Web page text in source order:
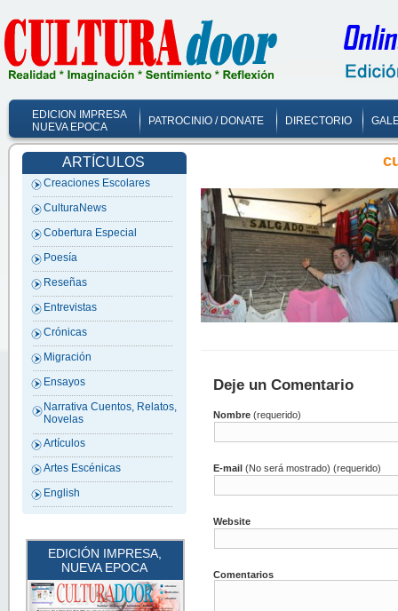
EDICION IMPRESA
NUEVA EPOCA
PATROCINIO / DONATE DIRECTORIO
ARTÍCULOS
Creaciones Escolares
CulturaNews
Cobertura Especial
Poesía
Reseñas
Entrevistas
Crónicas
Migración
Ensayos
Narrativa Cuentos, Relatos,
Novelas
Artículos
Artes Escénicas
English
EDICIÓN IMPRESA,
NUEVA EPOCA
Deje un Comentario
Nombre (requerido)
E-mail (No será mostrado) (requerido)
Website
Comentarios